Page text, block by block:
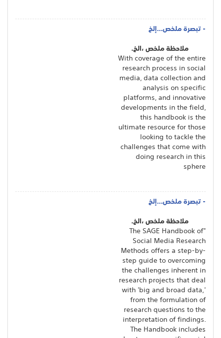
- تبصرة ملخص...إلخ
ملاحظة ملخص ،الخ.
With coverage of the entire
research process in social
media, data collection and
analysis on specific
platforms, and innovative
developments in the field,
this handbook is the
ultimate resource for those
looking to tackle the
challenges that come with
doing research in this
sphere
- تبصرة ملخص...إلخ
ملاحظة ملخص ،الخ.
"The SAGE Handbook of
Social Media Research
Methods offers a step-by-
step guide to overcoming
the challenges inherent in
research projects that deal
with 'big and broad data,'
from the formulation of
research questions to the
interpretation of findings.
The Handbook includes